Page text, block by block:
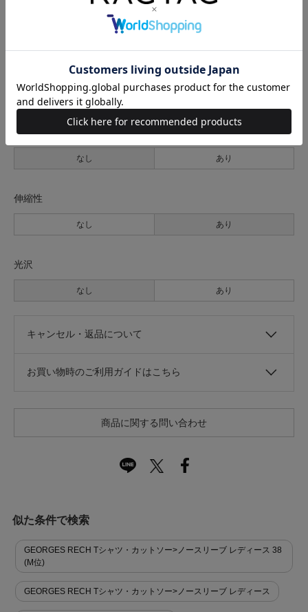
普通
なし あり
透け感
なし あり
伸縮性
なし あり
光沢
なし あり
キャンセル・返品について
お買い物時のご利用ガイドはこちら
商品に関する問い合わせ
似た条件で検索
GEORGES RECH Tシャツ・カットソー>ノースリーブ レディース 38
(M位)
GEORGES RECH Tシャツ・カットソー>ノースリーブ レディース